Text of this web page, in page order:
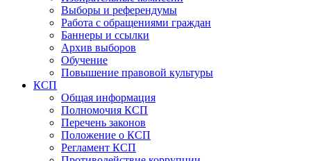
Выборы и референдумы
Работа с обращениями граждан
Баннеры и ссылки
Архив выборов
Обучение
Повышение правовой культуры
КСП
Общая информация
Полномочия КСП
Перечень законов
Положение о КСП
Регламент КСП